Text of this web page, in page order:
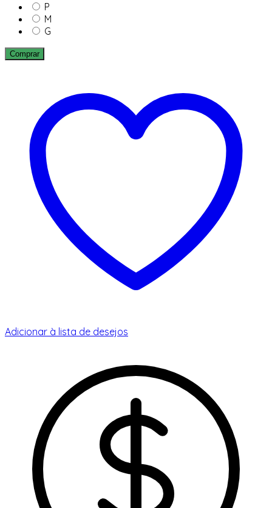
P
M
G
Comprar
Adicionar à lista de desejos